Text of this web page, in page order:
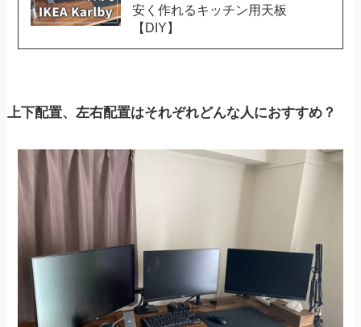
安く作れるキッチン用天板
【DIY】
上下配置、左右配置はそれぞれどんな人におすすめ？